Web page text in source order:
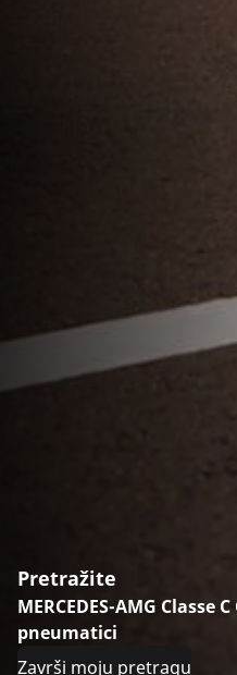
Pretražite
MERCEDES-AMG Classe
pneumatici
Završi moju pretragu